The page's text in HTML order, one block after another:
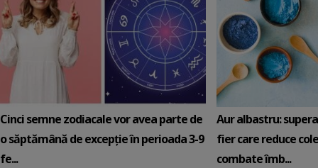
Cinci semne zodiacale vor avea parte de
o săptămână de excepție în perioada 3-9
fe...
Aur albastru:
fier care reduce
combate îmb...